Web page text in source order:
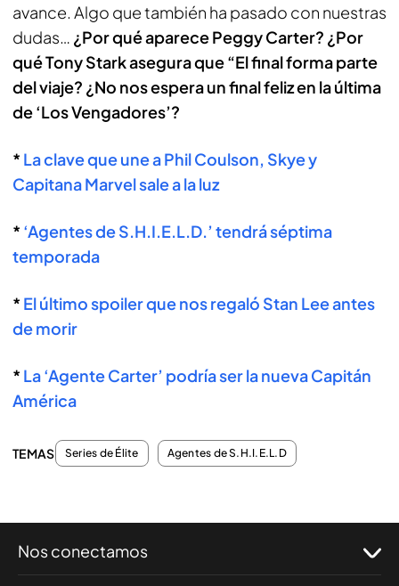
avance. Algo que también ha pasado con nuestras
dudas… ¿Por qué aparece Peggy Carter? ¿Por
qué Tony Stark asegura que “El final forma parte
del viaje? ¿No nos espera un final feliz en la última
de ‘Los Vengadores’?
* La clave que une a Phil Coulson, Skye y
Capitana Marvel sale a la luz
* ‘Agentes de S.H.I.E.L.D.’ tendrá séptima
temporada
* El último spoiler que nos regaló Stan Lee antes
de morir
* La ‘Agente Carter’ podría ser la nueva Capitán
América
TEMAS Series de Élite Agentes de S.H.I.E.L.D
Nos conectamos